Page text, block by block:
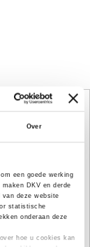
Over
een goede werking
DKV en derde
van deze website
statistische
onderaan deze
hoe u cookies kan
slechts
en het
moet
wordt.[1]
een goede
buiten het